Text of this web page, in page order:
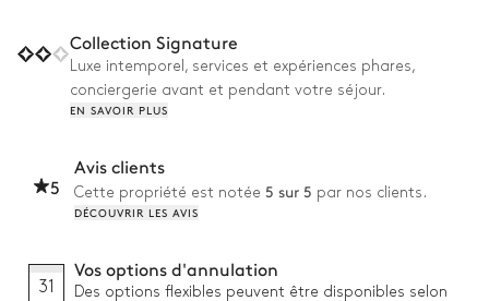
souffle. Heureusement, la villa est conçue pour cela : savourez
votre café matinal sur la terrasse, bronzez sur une chaise
longue face à la mer, barbotez dans la piscine dont les eaux
turquoise se confondent avec celles de la mer Ionienne...
cristalline. Près du centre de Limni Keri, rendez-vous dans ses
boutiques, marchés et tavernes pour découvrir l'ambiance
locale, avant de rentrer à la Villa pour admirer le coucher de
Collection Signature
Luxe intemporel, services et expériences phares,
conciergerie avant et pendant votre séjour.
EN SAVOIR PLUS
5
Avis clients
Cette propriété est notée 5 sur 5 par nos clients.
DÉCOUVRIR LES AVIS
31
Vos options d'annulation
Des options flexibles peuvent être disponibles selon